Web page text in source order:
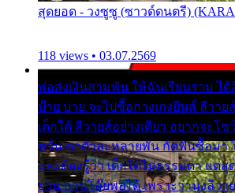
สุดยอด - วงซูซู (ซาวด์ดนตรี)
118 views • 03.07.2569
พ่อส่งเงินสามพัน ให้ฉันเรียนราม ไ
บ๊าย บาย จะไปซื้อกางเกงยีนส์ ลีวาย
เด็กใต้ ลีวายส์อย่างเดียว อยากจะโ
หวั่น ตกตัวละหลายพัน กัดฟันซื้อมา
และต้องรู้ว่า เด็กใต้ไม่ธรรมดา แต่สุ
ยวน กวนโอ๊ยพอได้ เพราะว่านุ่งลีวา